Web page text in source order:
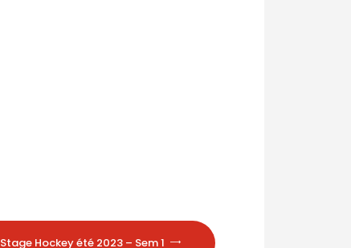
Stage Hockey été 2023 – Sem 1